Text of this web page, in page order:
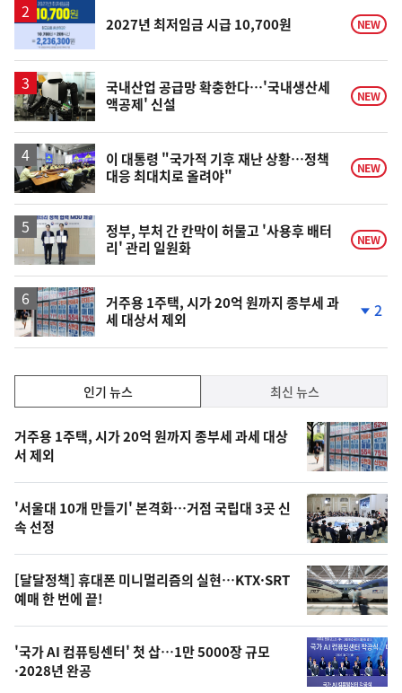
2027년 최저임금 시급 10,700원 NEW
국내산업 공급망 확충한다…'국내생산세
액공제' 신설
NEW
이 대통령 "국가적 기후 재난 상황…정책
대응 최대치로 올려야"
NEW
정부, 부처 간 칸막이 허물고 '사용후 배터
리' 관리 일원화
NEW
거주용 1주택, 시가 20억 원까지 종부세 과
세 대상서 제외
락
2
기,
최
신,
오
늘
의
영
상
오
인기 뉴스 최신 뉴스
기
뉴
스
거주용 1주택, 시가 20억 원까지 종부세 과세 대상
서 제외
'서울대 10개 만들기' 본격화…거점 국립대 3곳 신
속 선정
[달달정책] 휴대폰 미니멀리즘의 실현…KTX·SRT
예매 한 번에 끝!
'국가 AI 컴퓨팅센터' 첫 삽…1만 5000장 규모
·2028년 완공